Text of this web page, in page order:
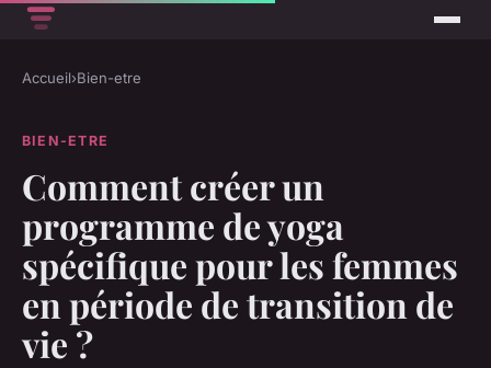
Accueil›Bien-etre
BIEN-ETRE
Comment créer un
programme de yoga
spécifique pour les femmes
en période de transition de
vie ?